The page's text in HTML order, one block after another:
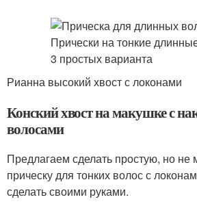
Рианна высокий хвост с локонами
Конский хвост на макушке с
волосами
Предлагаем сделать простую, но
прическу для тонких волос с
сделать своими руками.